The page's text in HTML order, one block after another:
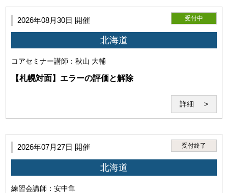
本サービスを利用するには、以下の全てを満たす必要があり
ます。
2026年08月30日 開催 受付中
北海道
コアセミナー講師：秋山 大輔
【札幌対面】エラーの評価と解除
詳細
2026年07月27日 開催 受付終了
北海道
練習会講師：安中隼